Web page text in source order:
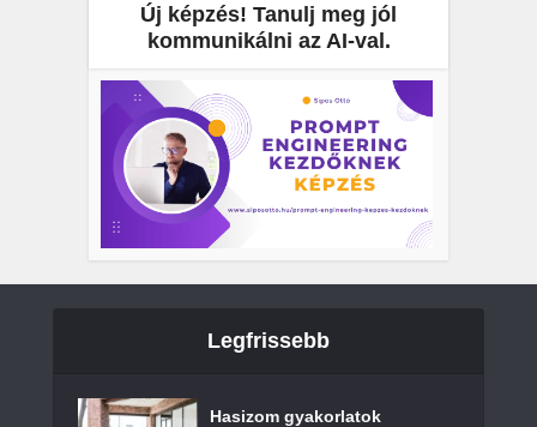
Új képzés! Tanulj meg jól
kommunikálni az AI-val.
Legfrissebb
Hasizom gyakorlatok